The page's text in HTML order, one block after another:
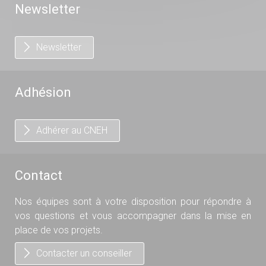
Newsletter
Newsletter
Adhésion
Adhérer au CNEH
Contact
Nos équipes sont à votre disposition pour répondre à
vos questions et vous accompagner dans la mise en
place de vos projets.
Contacter un conseiller